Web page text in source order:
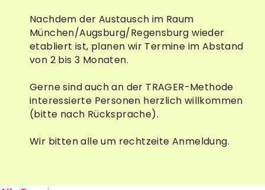
Nachdem der Austausch im Raum
München/Augsburg/Regensburg wieder
etabliert ist, planen wir Termine im Abstand
von 2 bis 3 Monaten.
Gerne sind auch an der TRAGER-Methode
interessierte Personen herzlich willkommen
(bitte nach Rücksprache).
Wir bitten alle um rechtzeite Anmeldung.